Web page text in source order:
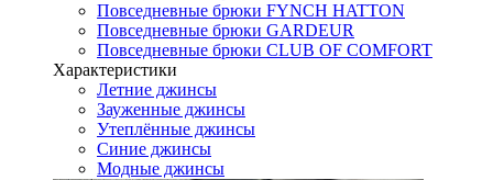
Повседневные брюки FYNCH HATTON
Повседневные брюки GARDEUR
Повседневные брюки CLUB OF COMFORT
Характеристики
Летние джинсы
Зауженные джинсы
Утеплённые джинсы
Синие джинсы
Модные джинсы